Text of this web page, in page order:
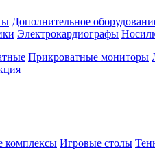
Дополнительное
Электрокардиографы
Прикроватные мониторы
комплексы Игровые столы